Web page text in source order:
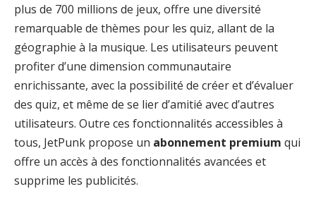
plus de 700 millions de jeux, offre une diversité
remarquable de thèmes pour les quiz, allant de la
géographie à la musique. Les utilisateurs peuvent
profiter d’une dimension communautaire
enrichissante, avec la possibilité de créer et d’évaluer
des quiz, et même de se lier d’amitié avec d’autres
utilisateurs. Outre ces fonctionnalités accessibles à
tous, JetPunk propose un abonnement premium qui
offre un accès à des fonctionnalités avancées et
supprime les publicités.